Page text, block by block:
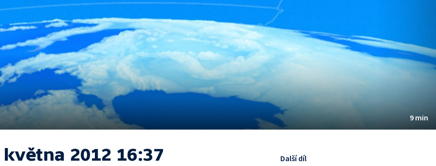
9 min
května 2012 16:37 Další díl